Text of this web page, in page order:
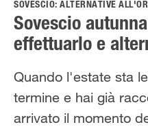
Chi siamo
SOVESCIO: ALTERNATIVE
Sovescio
effettuarlo e
Quando l'estate sta
termine e hai già
arrivato il momento